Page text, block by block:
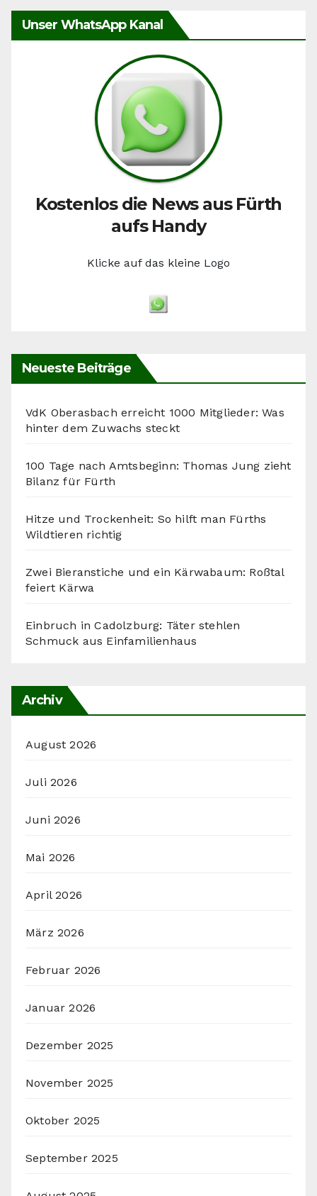
Unser WhatsApp Kanal
Kostenlos die News aus Fürth
aufs Handy
Klicke auf das kleine Logo
Neueste Beiträge
VdK Oberasbach erreicht 1000 Mitglieder: Was
hinter dem Zuwachs steckt
100 Tage nach Amtsbeginn: Thomas Jung zieht
Bilanz für Fürth
Hitze und Trockenheit: So hilft man Fürths
Wildtieren richtig
Zwei Bieranstiche und ein Kärwabaum: Roßtal
feiert Kärwa
Einbruch in Cadolzburg: Täter stehlen
Schmuck aus Einfamilienhaus
Archiv
August 2026
Juli 2026
Juni 2026
Mai 2026
April 2026
März 2026
Februar 2026
Januar 2026
Dezember 2025
November 2025
Oktober 2025
September 2025